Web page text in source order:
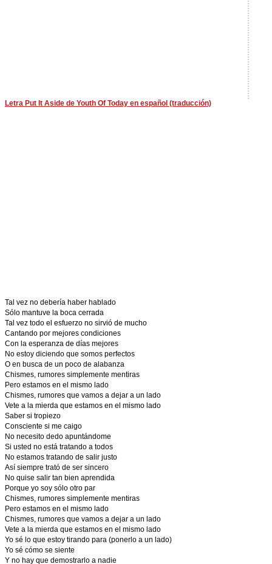
Letra Put It Aside de Youth Of Today en español (traducción)
Tal vez no debería haber hablado
Sólo mantuve la boca cerrada
Tal vez todo el esfuerzo no sirvió de mucho
Cantando por mejores condiciones
Con la esperanza de días mejores
No estoy diciendo que somos perfectos
O en busca de un poco de alabanza
Chismes, rumores simplemente mentiras
Pero estamos en el mismo lado
Chismes, rumores que vamos a dejar a un lado
Vete a la mierda que estamos en el mismo lado
Saber si tropiezo
Consciente si me caigo
No necesito dedo apuntándome
Si usted no está tratando a todos
No estamos tratando de salir justo
Así siempre trató de ser sincero
No quise salir tan bien aprendida
Porque yo soy sólo otro par
Chismes, rumores simplemente mentiras
Pero estamos en el mismo lado
Chismes, rumores que vamos a dejar a un lado
Vete a la mierda que estamos en el mismo lado
Yo sé lo que estoy tirando para (ponerlo a un lado)
Yo sé cómo se siente
Y no hay que demostrarlo a nadie